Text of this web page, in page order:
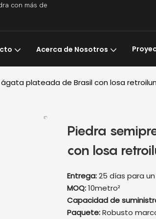
con más de
Acerca de Nosotros
plateada de Brasil con losa
Piedra
con losa
Entrega:25 días para
MOQ:10metro²
Capacidad de
Paquete:Robusto